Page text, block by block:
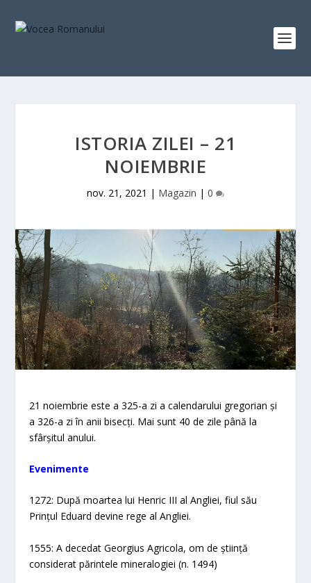
ISTORIA ZILEI – 21
NOIEMBRIE
nov. 21, 2021 | Magazin | 0
21 noiembrie este a 325-a zi a calendarului gregorian și
a 326-a zi în anii bisecți. Mai sunt 40 de zile până la
sfârșitul anului.
Evenimente
1272: După moartea lui Henric III al Angliei, fiul său
Prințul Eduard devine rege al Angliei.
1555: A decedat Georgius Agricola, om de știință
considerat părintele mineralogiei (n. 1494)